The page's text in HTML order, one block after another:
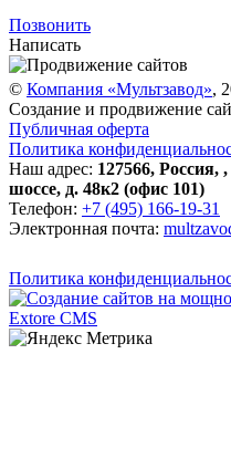
Позвонить
Написать
© Компания «Мультзавод»,
Создание и продвижение
Публичная оферта
Политика
Наш адрес: 127566, Россия, ,
шоссе, д. 48к2 (офис 101)
Телефон: +7 (495) 166-19-31
Электронная почта:
Политика